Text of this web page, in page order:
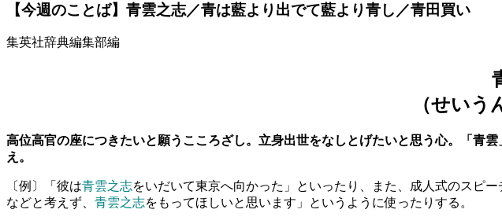
【今週のことば】青雲之志／青は藍より出でて藍より青し／青田買い
集英社辞典編集部編
（せいう
高位高官の座につきたいと願うこころざし。立身出世をなしとげたいと思う心。「青
え。
〔例〕「彼は青雲之志をいだいて東京へ向かった」といったり、また、成人式のスピ
などと考えず、 青雲之志をもってほしいと思います」というように使ったりする。